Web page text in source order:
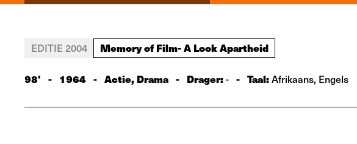
EDITIE 2004 Memory of Film- A Look Apartheid
98' - 1964 - Actie, Drama - Drager:- - Taal:Afrikaans, Engels